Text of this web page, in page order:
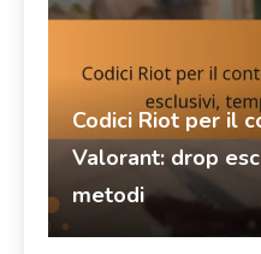
Codici Riot per il
Valorant: drop
metodi
Riscatto del Codice Riot